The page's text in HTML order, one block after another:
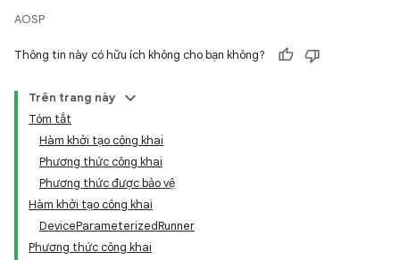
AOSP
Thông tin này có hữu ích không cho bạn không?
Trên trang này
Tóm tắt
Hàm khởi tạo công khai
Phương thức công khai
Phương thức được bảo vệ
Hàm khởi tạo công khai
DeviceParameterizedRunner
Phương thức công khai